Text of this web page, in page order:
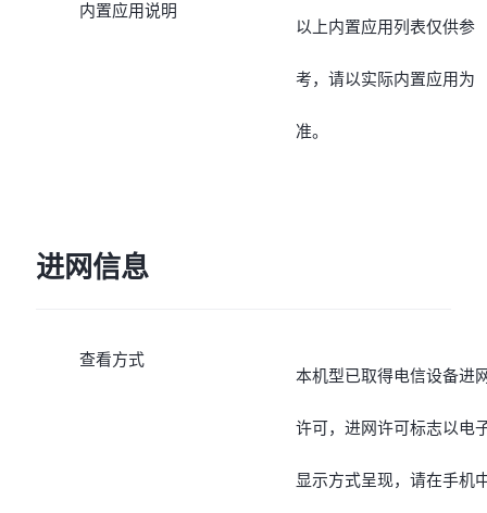
内置应用说明
以上内置应用列表仅供参
考，请以实际内置应用为
准。
进网信息
查看方式
本机型已取得电信设备进
许可，进网许可标志以电
显示方式呈现，请在手机